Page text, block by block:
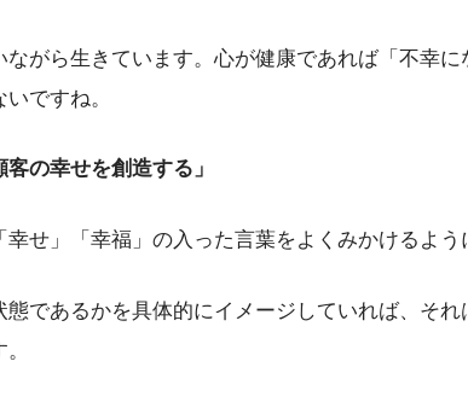
がら生きています。心が健康であれば「不幸に
ですね。
の幸せを創造する」
せ」「幸福」の入った言葉をよくみかけるよう
であるかを具体的にイメージしていれば、それ